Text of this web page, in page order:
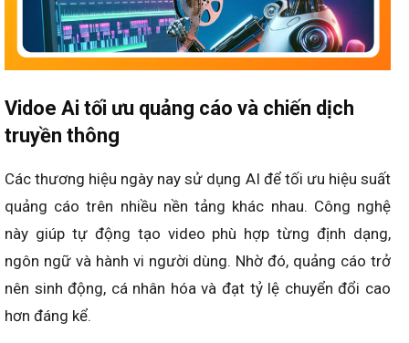
Vidoe Ai tối ưu quảng cáo và chiến dịch
truyền thông
Các thương hiệu ngày nay sử dụng AI để tối ưu hiệu suất
quảng cáo trên nhiều nền tảng khác nhau. Công nghệ
này giúp tự động tạo video phù hợp từng định dạng,
ngôn ngữ và hành vi người dùng. Nhờ đó, quảng cáo trở
nên sinh động, cá nhân hóa và đạt tỷ lệ chuyển đổi cao
hơn đáng kể.